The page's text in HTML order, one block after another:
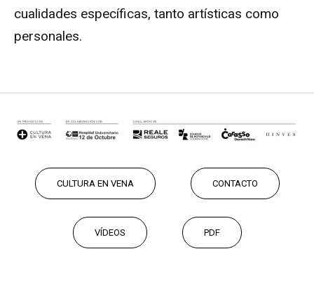
cualidades específicas, tanto artísticas como
personales.
CULTURA EN VENA CONTACTO
VÍDEOS PDF